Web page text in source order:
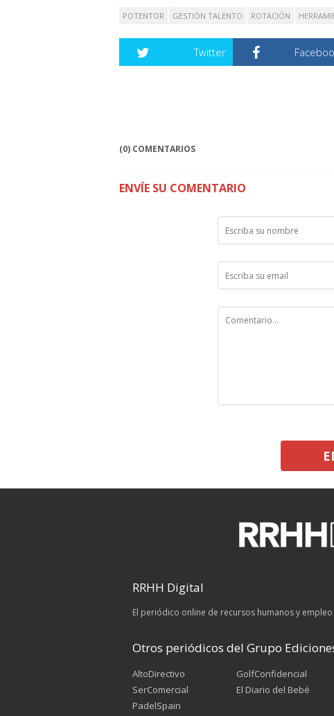
POTENTOR GESTIÓN TALENTO ROTACIÓN
Twitter
(0) COMENTARIOS
ENVÍE SU COMENTARIO
RRHH Digital
El periódico online de recursos humanos y empleo
Otros periódicos del Grupo
AltoDirectivo
SerComercial
PadelSpain
GolfConfidencial
El Diario del Bebé